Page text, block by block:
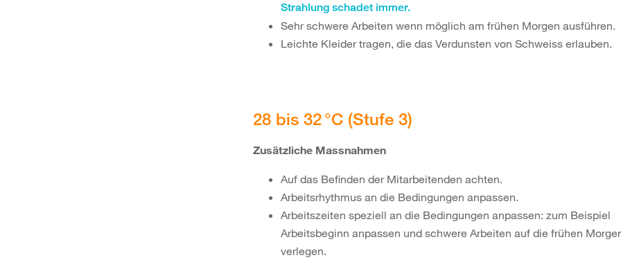
Strahlung schadet immer.
Sehr schwere Arbeiten wenn möglich am frühen Morgen ausführen.
Leichte Kleider tragen, die das Verdunsten von Schweiss erlauben.
28 bis 32 °C (Stufe 3)
Zusätzliche Massnahmen
Auf das Befinden der Mitarbeitenden achten.
Arbeitsrhythmus an die Bedingungen anpassen.
Arbeitszeiten speziell an die Bedingungen anpassen: zum Beispiel
Arbeitsbeginn anpassen und schwere Arbeiten auf die frühen
verlegen.